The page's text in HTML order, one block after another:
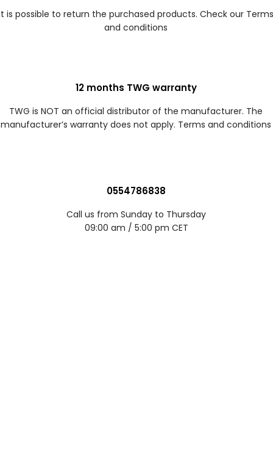
is possible to return the purchased products. Check our Terms
and conditions
12 months TWG warranty
TWG is NOT an official distributor of the manufacturer. The
manufacturer’s warranty does not apply. Terms and conditions
0554786838
Call us from Sunday to Thursday
09:00 am / 5:00 pm CET